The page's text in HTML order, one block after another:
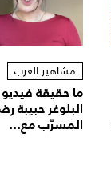
مشاهير العرب
ما حقيقة فيديو
البلوغر حبيبة
المسرّب مع...